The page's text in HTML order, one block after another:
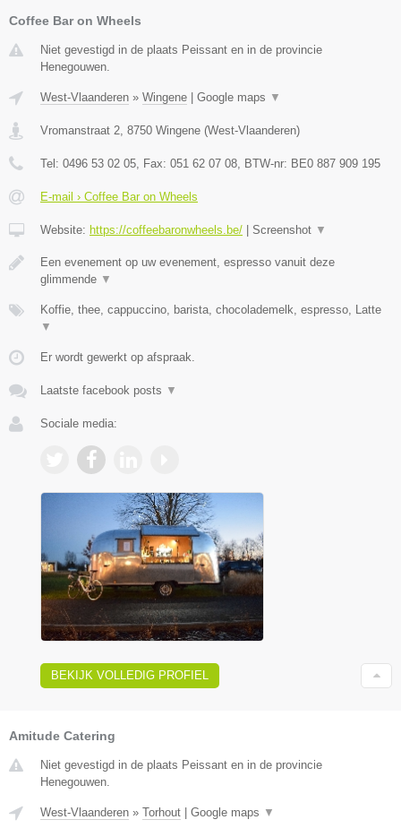
Coffee Bar on Wheels
Niet gevestigd in de plaats Peissant en in de provincie
Henegouwen.
West-Vlaanderen » Wingene Google maps ▼
Vromanstraat 2, 8750 Wingene (West-Vlaanderen)
Tel: 0496 53 02 05, Fax: 051 62 07 08, BTW-nr: BE0 887 909 195
E-mail › Coffee Bar on Wheels
Website: https://coffeebaronwheels.be/ Screenshot ▼
Een evenement op uw evenement, espresso vanuit deze
glimmende ▼
Koffie, thee, cappuccino, barista, chocolademelk, espresso, Latte
▼
Er wordt gewerkt op afspraak.
Laatste facebook posts ▼
Sociale media:
BEKIJK VOLLEDIG PROFIEL
Amitude Catering
Niet gevestigd in de plaats Peissant en in de provincie
Henegouwen.
West-Vlaanderen » Torhout Google maps ▼